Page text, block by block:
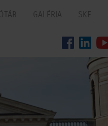
GALÉRIA SKE